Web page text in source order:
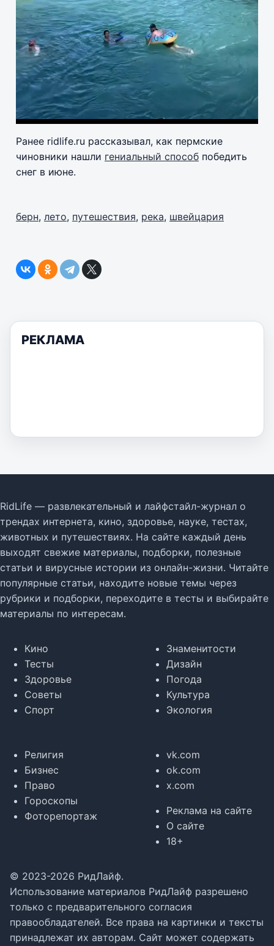
Ранее ridlife.ru рассказывал, как пермские
чиновники нашли гениальный способ победить
снег в июне.
берн, лето, путешествия, река, швейцария
РЕКЛАМА
RidLife — развлекательный и лайфстайл-журнал о
трендах интернета, кино, здоровье, науке, тестах,
животных и путешествиях. На сайте каждый день
выходят свежие материалы, подборки, полезные
статьи и вирусные истории из онлайн-жизни. Читайте
популярные статьи, находите новые темы через
рубрики и подборки, переходите в тесты и выбирайте
материалы по интересам.
Кино
Тесты
Здоровье
Советы
Спорт
Знаменитости
Дизайн
Погода
Культура
Экология
Религия
Бизнес
Право
Гороскопы
Фоторепортаж
vk.com
ok.com
x.com
Реклама на сайте
О сайте
18+
© 2023-2026 РидЛайф.
Использование материалов РидЛайф разрешено
только с предварительного согласия
правообладателей. Все права на картинки и тексты
принадлежат их авторам. Сайт может содержать